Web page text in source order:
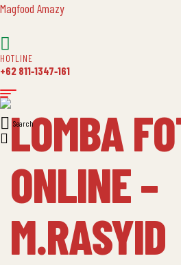
Magfood Amazy
HOTLINE
+62 811‑1347‑161
Search
LOMBA
ONLINE –
M.RASYID